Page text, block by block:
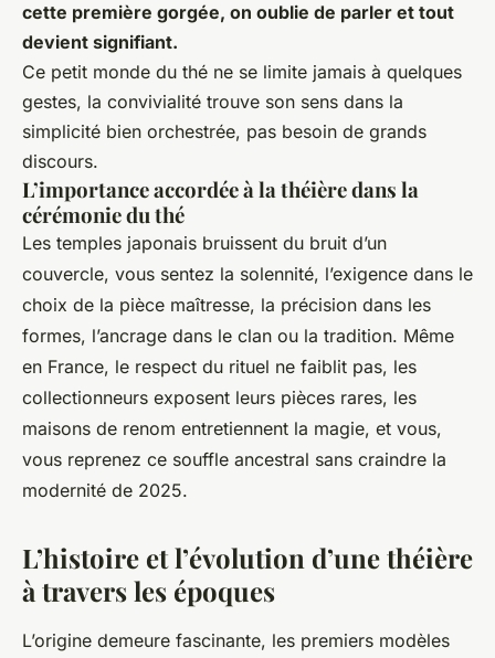
cette première gorgée, on oublie de parler et tout
devient signifiant.
Ce petit monde du thé ne se limite jamais à quelques
gestes, la convivialité trouve son sens dans la
simplicité bien orchestrée, pas besoin de grands
discours.
L’importance accordée à la théière dans la
cérémonie du thé
Les temples japonais bruissent du bruit d’un
couvercle, vous sentez la solennité, l’exigence dans le
choix de la pièce maîtresse, la précision dans les
formes, l’ancrage dans le clan ou la tradition. Même
en France, le respect du rituel ne faiblit pas, les
collectionneurs exposent leurs pièces rares, les
maisons de renom entretiennent la magie, et vous,
vous reprenez ce souffle ancestral sans craindre la
modernité de 2025.
L’histoire et l’évolution d’une théière
à travers les époques
L’origine demeure fascinante, les premiers modèles